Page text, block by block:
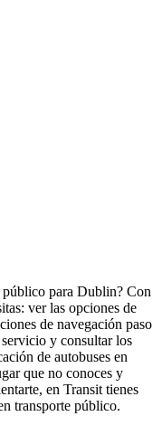
público para Dublin? Con
ver las opciones de
de navegación paso
y consultar los
de autobuses en
que no conoces y
en Transit tienes
transporte público.